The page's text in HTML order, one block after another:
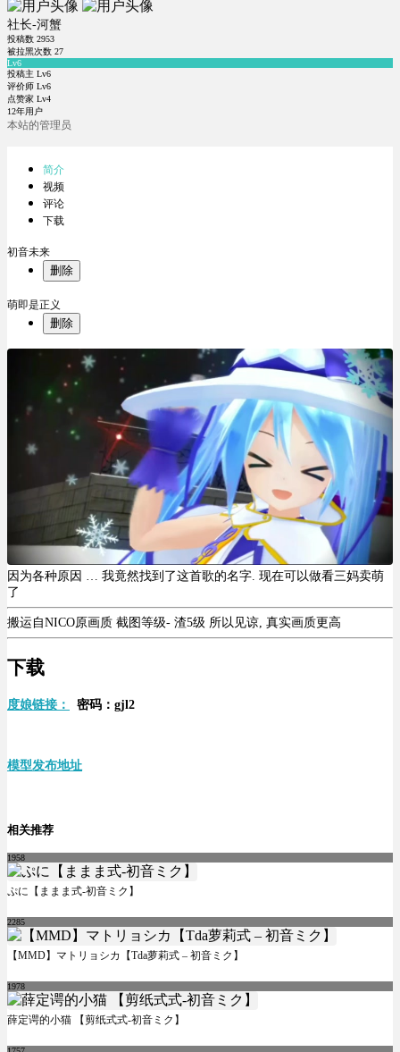
社长-河蟹
投稿数 2953
被拉黑次数 27
Lv6
投稿主 Lv6
评价师 Lv6
点赞家 Lv4
12年用户
本站的管理员
简介
视频
评论
下载
初音未来
删除
萌即是正义
删除
因为各种原因 … 我竟然找到了这首歌的名字. 现在可以做看三妈卖萌
了
搬运自NICO原画质 截图等级- 渣5级 所以见谅, 真实画质更高
下载
度娘链接： 密码：gjl2
模型发布地址
相关推荐
1958
ぷに【ままま式-初音ミク】
2285
【MMD】マトリョシカ【Tda萝莉式 – 初音ミク】
1978
薛定谔的小猫 【剪纸式式-初音ミク】